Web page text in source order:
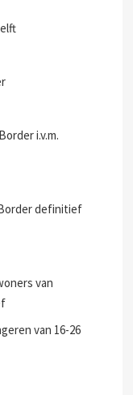
i.v.m.
definitief
van
van 16-26